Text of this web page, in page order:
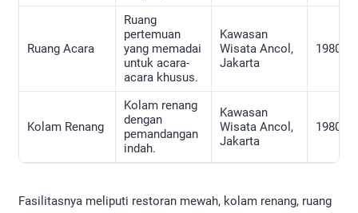
Ruang Acara
Ruang
pertemuan
yang memadai
untuk acara-
acara khusus.
Kawasan
Wisata Ancol,
Jakarta
1980-an
Kolam Renang
Kolam renang
dengan
pemandangan
indah.
Kawasan
Wisata Ancol,
Jakarta
1980-an
Fasilitasnya meliputi restoran mewah, kolam renang, ruang